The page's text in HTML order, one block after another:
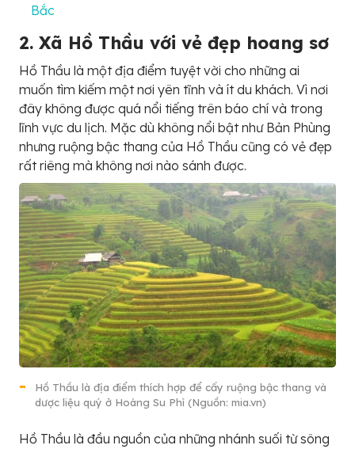
Bắc
2. Xã Hồ Thầu với vẻ đẹp hoang sơ
Hồ Thầu là một địa điểm tuyệt vời cho những ai
muốn tìm kiếm một nơi yên tĩnh và ít du khách. Vì nơi
đây không được quá nổi tiếng trên báo chí và trong
lĩnh vực du lịch. Mặc dù không nổi bật như Bản Phùng
nhưng ruộng bậc thang của Hồ Thầu cũng có vẻ đẹp
rất riêng mà không nơi nào sánh được.
Hồ Thầu là địa điểm thích hợp để cấy ruộng bậc thang và
dược liệu quý ở Hoàng Su Phì (Nguồn: mia.vn)
Hồ Thầu là đầu nguồn của những nhánh suối từ sông